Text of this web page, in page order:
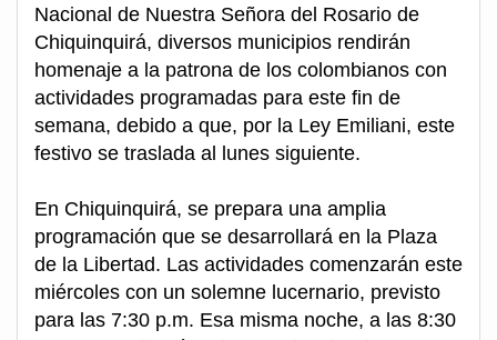
Nacional de Nuestra Señora del Rosario de
Chiquinquirá, diversos municipios rendirán
homenaje a la patrona de los colombianos con
actividades programadas para este fin de
semana, debido a que, por la Ley Emiliani, este
festivo se traslada al lunes siguiente.
En Chiquinquirá, se prepara una amplia
programación que se desarrollará en la Plaza
de la Libertad. Las actividades comenzarán este
miércoles con un solemne lucernario, previsto
para las 7:30 p.m. Esa misma noche, a las 8:30